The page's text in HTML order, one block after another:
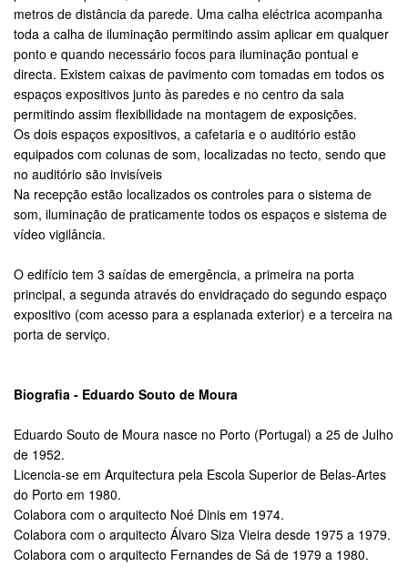
metros de distância da parede. Uma calha eléctrica acompanha
toda a calha de iluminação permitindo assim aplicar em qualquer
ponto e quando necessário focos para iluminação pontual e
directa. Existem caixas de pavimento com tomadas em todos os
espaços expositivos junto às paredes e no centro da sala
permitindo assim flexibilidade na montagem de exposições.
Os dois espaços expositivos, a cafetaria e o auditório estão
equipados com colunas de som, localizadas no tecto, sendo que
no auditório são invisíveis
Na recepção estão localizados os controles para o sistema de
som, iluminação de praticamente todos os espaços e sistema de
vídeo vigilância.
O edifício tem 3 saídas de emergência, a primeira na porta
principal, a segunda através do envidraçado do segundo espaço
expositivo (com acesso para a esplanada exterior) e a terceira na
porta de serviço.
Biografia - Eduardo Souto de Moura
Eduardo Souto de Moura nasce no Porto (Portugal) a 25 de Julho
de 1952.
Licencia-se em Arquitectura pela Escola Superior de Belas-Artes
do Porto em 1980.
Colabora com o arquitecto Noé Dinis em 1974.
Colabora com o arquitecto Álvaro Siza Vieira desde 1975 a 1979.
Colabora com o arquitecto Fernandes de Sá de 1979 a 1980.